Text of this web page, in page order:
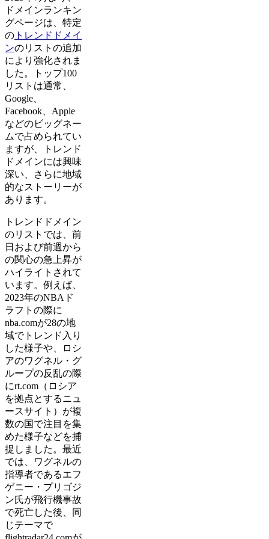
ドメインランキン
グページは、特定
の トレンドドメイ
ンのリストの追加
により強化されま
した。トップ100
リストは通常、
Google、
Facebook、Apple
などのビッグネー
ムで占められてい
ますが、トレンド
ドメインには興味
深い、さらに地域
的なストーリーが
あります。
トレンドドメイン
のリストでは、前
日および前週から
の関心の急上昇が
ハイライトされて
います。例えば、
2023年のNBAド
ラフトの際に
nba.comが28の地
域でトレンド入り
した様子や、ロシ
アのワグネル・グ
ループの反乱の際
にrt.com（ロシア
を拠点とするニュ
ースサイト）が複
数の国で注目を集
めた様子などを捕
捉しました。最近
では、ワグネルの
指導者であるエフ
ゲニー・プリゴジ
ン氏が飛行機事故
で死亡した後、同
じテーマで